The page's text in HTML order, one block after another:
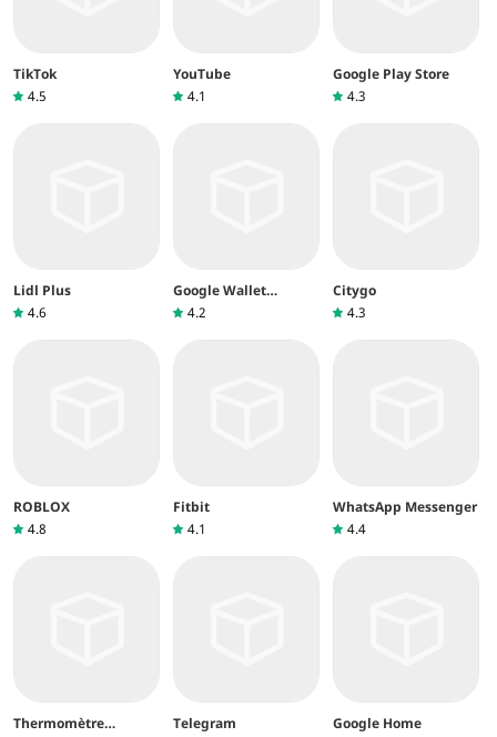
TikTok
4.5
YouTube
4.1
Google Play Store
4.3
Lidl Plus
4.6
Google Wallet
(Google Pay)
4.2
Citygo
4.3
ROBLOX
4.8
Fitbit
4.1
WhatsApp Messenger
4.4
Thermomètre
Telegram
Google Home